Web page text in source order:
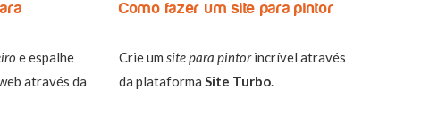
e espalhe
através da
Como fazer um site para pintor
Crie um site para pintorincrível através
da plataforma Site Turbo.